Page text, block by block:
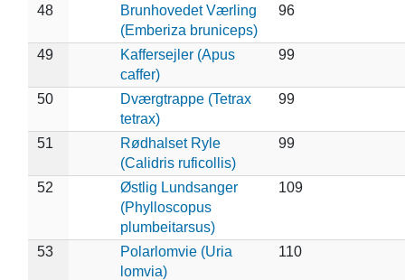
48
Brunhovedet Værling
(Emberiza bruniceps)
96
49
Kaffersejler (Apus
caffer)
99
50
Dværgtrappe (Tetrax
tetrax)
99
51
Rødhalset Ryle
(Calidris ruficollis)
99
52
Østlig Lundsanger
(Phylloscopus
plumbeitarsus)
109
53
Polarlomvie (Uria
lomvia)
110